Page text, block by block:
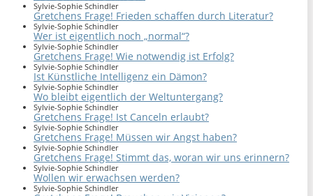
Sylvie-Sophie Schindler
Gretchens Frage! Frieden schaffen durch Literatur?
Sylvie-Sophie Schindler
Wer ist eigentlich noch „normal“?
Sylvie-Sophie Schindler
Gretchens Frage! Wie notwendig ist Erfolg?
Sylvie-Sophie Schindler
Ist Künstliche Intelligenz ein Dämon?
Sylvie-Sophie Schindler
Wo bleibt eigentlich der Weltuntergang?
Sylvie-Sophie Schindler
Gretchens Frage! Ist Canceln erlaubt?
Sylvie-Sophie Schindler
Gretchens Frage! Müssen wir Angst haben?
Sylvie-Sophie Schindler
Gretchens Frage! Stimmt das, woran wir uns erinnern?
Sylvie-Sophie Schindler
Wollen wir erwachsen werden?
Sylvie-Sophie Schindler